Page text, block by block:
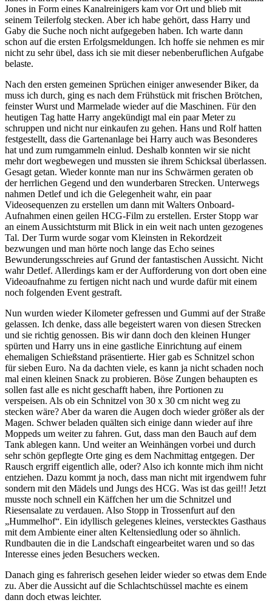
Jones in Form eines Kanalreinigers kam vor Ort und blieb mit
seinem Teilerfolg stecken. Aber ich habe gehört, dass Harry und
Gaby die Suche noch nicht aufgegeben haben. Ich warte dann
schon auf die ersten Erfolgsmeldungen. Ich hoffe sie nehmen es mir
nicht zu sehr übel, dass ich sie mit dieser nebenberuflichen Aufgabe
belaste.
Nach den ersten gemeinen Sprüchen einiger anwesender Biker, da
muss ich durch, ging es nach dem Frühstück mit frischen Brötchen,
feinster Wurst und Marmelade wieder auf die Maschinen. Für den
heutigen Tag hatte Harry angekündigt mal ein paar Meter zu
schruppen und nicht nur einkaufen zu gehen. Hans und Rolf hatten
festgestellt, dass die Gartenanlage bei Harry auch was Besonderes
hat und zum rumgammeln einlud. Deshalb konnten wir sie nicht
mehr dort wegbewegen und mussten sie ihrem Schicksal überlassen.
Gesagt getan. Wieder konnte man nur ins Schwärmen geraten ob
der herrlichen Gegend und den wunderbaren Strecken. Unterwegs
nahmen Detlef und ich die Gelegenheit wahr, ein paar
Videosequenzen zu erstellen um dann mit Walters Onboard-
Aufnahmen einen geilen HCG-Film zu erstellen. Erster Stopp war
an einem Aussichtsturm mit Blick in ein weit nach unten gezogenes
Tal. Der Turm wurde sogar vom Kleinsten in Rekordzeit
bezwungen und man hörte noch lange das Echo seines
Bewunderungsschreies auf Grund der fantastischen Aussicht. Nicht
wahr Detlef. Allerdings kam er der Aufforderung von dort oben eine
Videoaufnahme zu fertigen nicht nach und wurde dafür mit einem
noch folgenden Event gestraft.
Nun wurden wieder Kilometer gefressen und Gummi auf der Straße
gelassen. Ich denke, dass alle begeistert waren von diesen Strecken
und sie richtig genossen. Bis wir dann doch den kleinen Hunger
spürten und Harry uns in eine gastliche Einrichtung auf einem
ehemaligen Schießstand präsentierte. Hier gab es Schnitzel schon
für sieben Euro. Na da dachten viele, es kann ja nicht schaden noch
mal einen kleinen Snack zu probieren. Böse Zungen behaupten es
sollen fast alle es nicht geschafft haben, ihre Portionen zu
verspeisen. Als ob ein Schnitzel von 30 x 30 cm nicht weg zu
stecken wäre? Aber da waren die Augen doch wieder größer als der
Magen. Schwer beladen quälten sich einige dann wieder auf ihre
Moppeds um weiter zu fahren. Gut, dass man den Bauch auf dem
Tank ablegen kann. Und weiter an Weinhängen vorbei und durch
sehr schön gepflegte Orte ging es dem Nachmittag entgegen. Der
Rausch ergriff eigentlich alle, oder? Also ich konnte mich ihm nicht
entziehen. Dazu kommt ja noch, dass man nicht mit irgendwem fuhr
sondern mit den Mädels und Jungs des HCG. Was ist das geil!! Jetzt
musste noch schnell ein Käffchen her um die Schnitzel und
Riesensalate zu verdauen. Also Stopp in Trossenfurt auf den
„Hummelhof“. Ein idyllisch gelegenes kleines, verstecktes Gasthaus
mit dem Ambiente einer alten Keltensiedlung oder so ähnlich.
Rundbauten die in die Landschaft eingearbeitet waren und so das
Interesse eines jeden Besuchers wecken.
Danach ging es fahrerisch gesehen leider wieder so etwas dem Ende
zu. Aber die Aussicht auf die Schlachtschüssel machte es einem
dann doch etwas leichter.